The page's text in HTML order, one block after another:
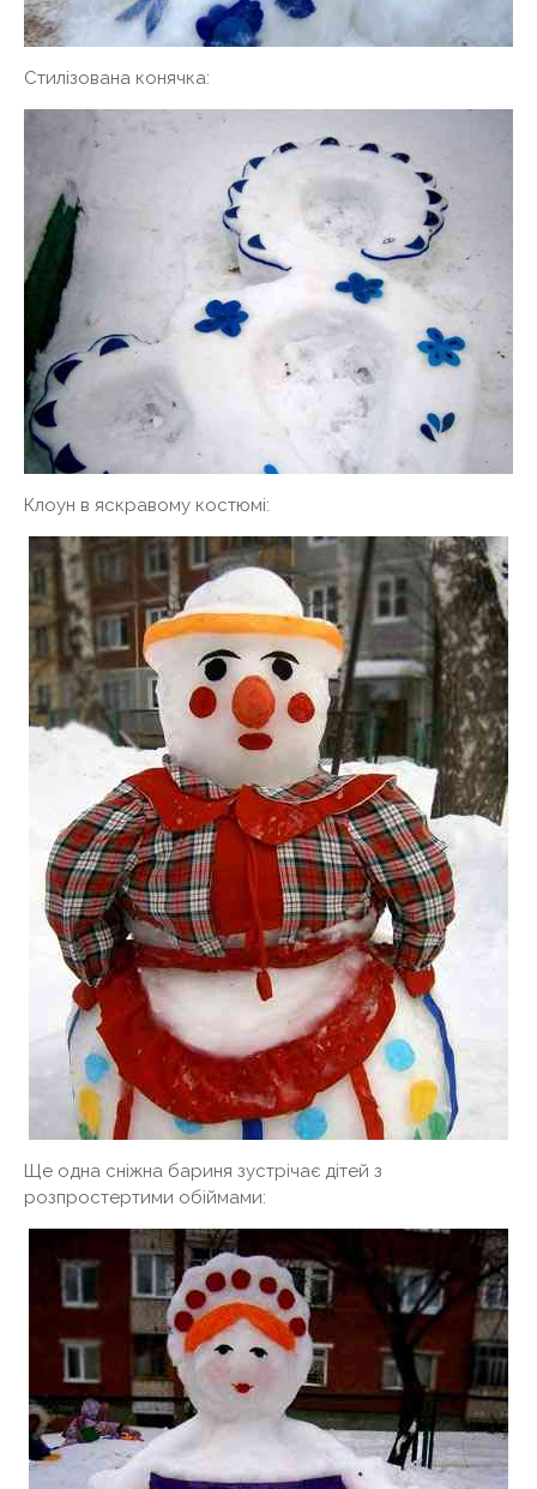
Стилізована конячка:
Клоун в яскравому костюмі:
Ще одна сніжна бариня зустрічає дітей з
розпростертими обіймами: